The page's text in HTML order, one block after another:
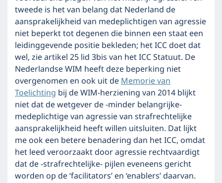
tweede is het van belang dat Nederland de
aansprakelijkheid van medeplichtigen van agressie
niet beperkt tot degenen die binnen een staat een
leidinggevende positie bekleden; het ICC doet dat
wel, zie artikel 25 lid 3bis van het ICC Statuut. De
Nederlandse WIM heeft deze beperking niet
overgenomen en ook uit deMemorie van
Toelichting bij de WIM-herziening van 2014 blijkt
niet dat de wetgever de -minder belangrijke-
medeplichtige van agressie van strafrechtelijke
aansprakelijkheid heeft willen uitsluiten. Dat lijkt
me ook een betere benadering dan het ICC, omdat
het leed veroorzaakt door agressie rechtvaardigt
dat de -strafrechtelijke- pijlen eveneens gericht
worden op de ‘facilitators’ en ‘enablers’ daarvan.